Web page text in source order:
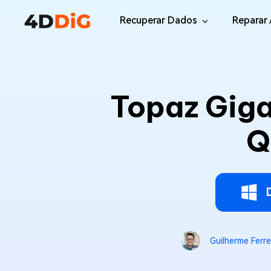
Recuperar Dados
Recuperar Arquivos Apagados de Win
Mac Data Recovery
Recuperar Arquivos Apagados de Mac
Recuperar Dados Perdidos de iPhone/
Android Recovery
Recuperar Arquivos no Android Sem
Reparar
Email
Corrigir
Online
Topaz
Guilherme